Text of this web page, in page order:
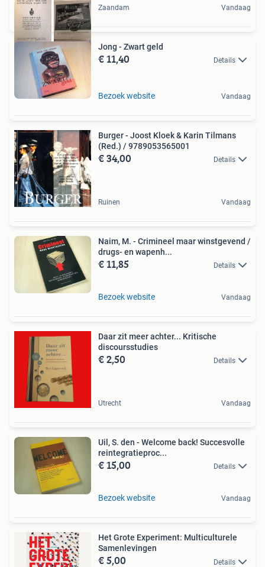
Zaandam Vandaag
Jong - Zwart geld
€ 11,40 Details
Bezoek website Vandaag
Burger - Joost Kloek & Karin Tilmans
(Red.) / 9789053565001
€ 34,00 Details
Ruinen Vandaag
Naim, M. - Crimineel maar winstgevend /
drugs- en wapenh...
€ 11,85 Details
Bezoek website Vandaag
Daar zit meer achter... Kritische
discoursstudies
€ 2,50 Details
Utrecht Vandaag
Uil, S. den - Welcome back! Succesvolle
reintegratieproc...
€ 15,00 Details
Bezoek website Vandaag
Het Grote Experiment: Multiculturele
Samenlevingen
€ 5,00 Details